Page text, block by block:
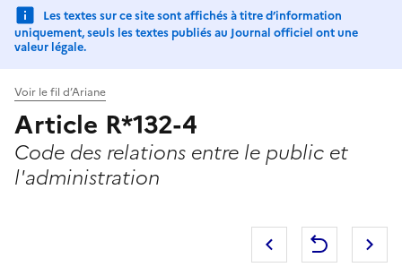
Les textes sur ce site sont affichés à titre d’information
uniquement, seuls les textes publiés au Journal officiel ont une
valeur légale.
Voir le fil d’Ariane
Article R*132-4
Code des relations entre le public et
l'administration